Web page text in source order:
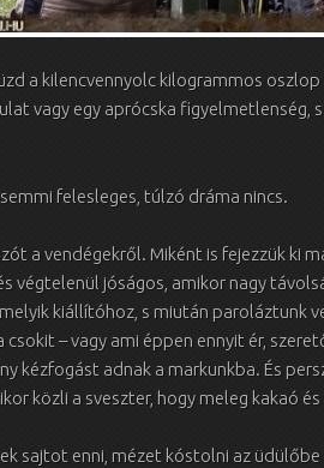
a kilencvennyolc kilogrammos
vagy egy aprócska figyelmetlenség,
felesleges, túlzó dráma nincs.
a vendégekről. Miként is fejezzük ki
végtelenül jóságos, amikor nagy
kiállítóhoz, s miután paroláztunk
csokit – vagy ami éppen ennyit ér,
kézfogást adnak a markunkba. És
közli a sveszter, hogy meleg kakaó és
sajtot enni, mézet kóstolni az